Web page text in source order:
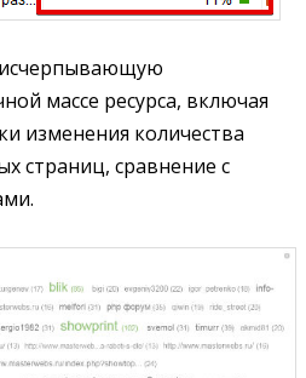
исчерпывающую
массе ресурса, включая
изменения количества
страниц, сравнение с